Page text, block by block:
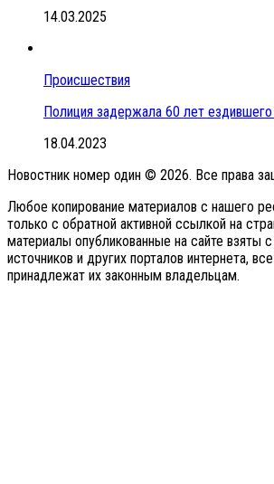
14.03.2025
Происшествия
Полиция задержала 60 лет
18.04.2023
Новостник номер один © 2026. Все права
Любое копирование материалов с нашего
только с обратной активной ссылкой на
материалы опубликованные на сайте взяты
источников и других порталов интернета,
принадлежат их законным владельцам.